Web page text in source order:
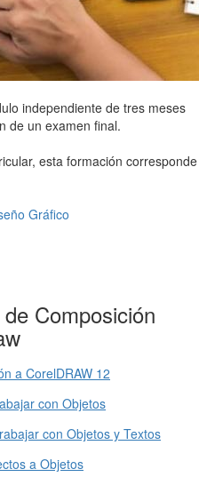
independiente de tres meses
de un examen final.
esta formación corresponde
Gráfico
Composición
a CorelDRAW 12
con Objetos
con Objetos y Textos
a Objetos